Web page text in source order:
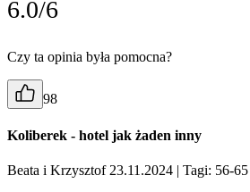
6.0/6
Czy ta opinia była pomocna?
98
Koliberek - hotel jak żaden inny
Beata i Krzysztof 23.11.2024 | Tagi: 56-